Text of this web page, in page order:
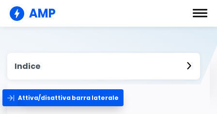
AMP
Indice
Attiva/disattiva barra laterale